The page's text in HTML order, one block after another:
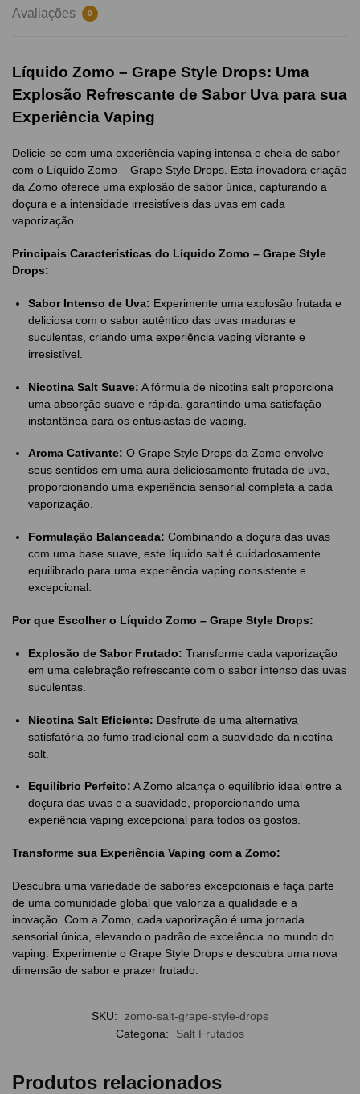
Avaliações 0
Líquido Zomo – Grape Style Drops: Uma
Explosão Refrescante de Sabor Uva para sua
Experiência Vaping
Delicie-se com uma experiência vaping intensa e cheia de sabor
com o Líquido Zomo – Grape Style Drops. Esta inovadora criação
da Zomo oferece uma explosão de sabor única, capturando a
doçura e a intensidade irresistíveis das uvas em cada
vaporização.
Principais Características do Líquido Zomo – Grape Style
Drops:
Sabor Intenso de Uva: Experimente uma explosão frutada e
deliciosa com o sabor autêntico das uvas maduras e
suculentas, criando uma experiência vaping vibrante e
irresistível.
Nicotina Salt Suave: A fórmula de nicotina salt proporciona
uma absorção suave e rápida, garantindo uma satisfação
instantânea para os entusiastas de vaping.
Aroma Cativante: O Grape Style Drops da Zomo envolve
seus sentidos em uma aura deliciosamente frutada de uva,
proporcionando uma experiência sensorial completa a cada
vaporização.
Formulação Balanceada: Combinando a doçura das uvas
com uma base suave, este líquido salt é cuidadosamente
equilibrado para uma experiência vaping consistente e
excepcional.
Por que Escolher o Líquido Zomo – Grape Style Drops:
Explosão de Sabor Frutado: Transforme cada vaporização
em uma celebração refrescante com o sabor intenso das uvas
suculentas.
Nicotina Salt Eficiente: Desfrute de uma alternativa
satisfatória ao fumo tradicional com a suavidade da nicotina
salt.
Equilíbrio Perfeito: A Zomo alcança o equilíbrio ideal entre a
doçura das uvas e a suavidade, proporcionando uma
experiência vaping excepcional para todos os gostos.
Transforme sua Experiência Vaping com a Zomo:
Descubra uma variedade de sabores excepcionais e faça parte
de uma comunidade global que valoriza a qualidade e a
inovação. Com a Zomo, cada vaporização é uma jornada
sensorial única, elevando o padrão de excelência no mundo do
vaping. Experimente o Grape Style Drops e descubra uma nova
dimensão de sabor e prazer frutado.
SKU:
zomo-salt-grape-style-drops
Categoria:
Salt Frutados
Produtos relacionados